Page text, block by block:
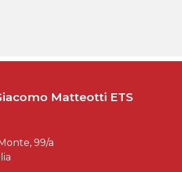
Matteotti ETS
99/a